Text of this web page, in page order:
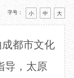
字号： 小 中 大
都市文化
导，太原